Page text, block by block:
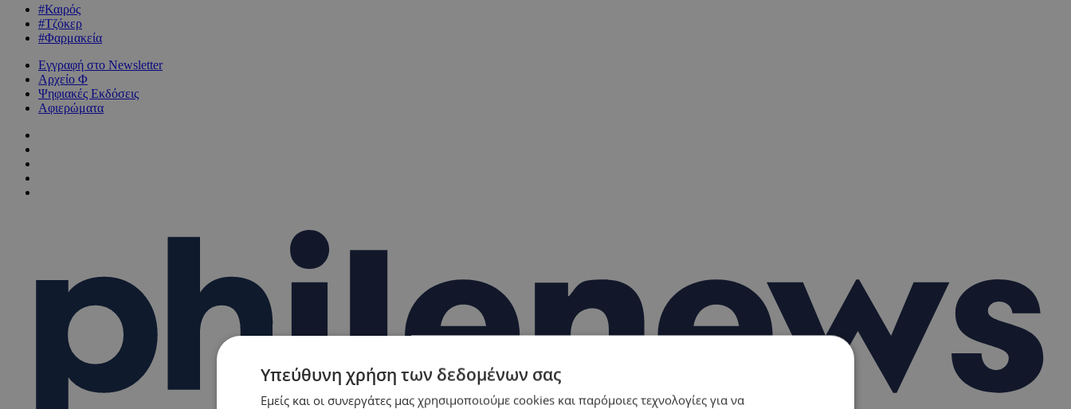
#Καιρός
#Τζόκερ
#Φαρμακεία
Εγγραφή στο Newsletter
Αρχείο Φ
Ψηφιακές Εκδόσεις
Αφιερώματα
Υπεύθυνη χρήση των δεδομένων σας
Εμείς και οι συνεργάτες μας χρησιμοποιούμε cookies και παρόμοιες τεχνολογίες για να